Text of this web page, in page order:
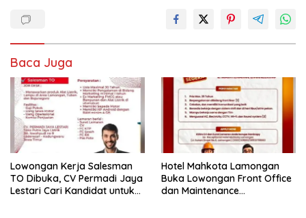
Baca Juga
Lowongan Kerja Salesman
TO Dibuka, CV Permadi Jaya
Lestari Cari Kandidat untuk
Hotel Mahkota Lamongan
Buka Lowongan Front Office
dan Maintenance